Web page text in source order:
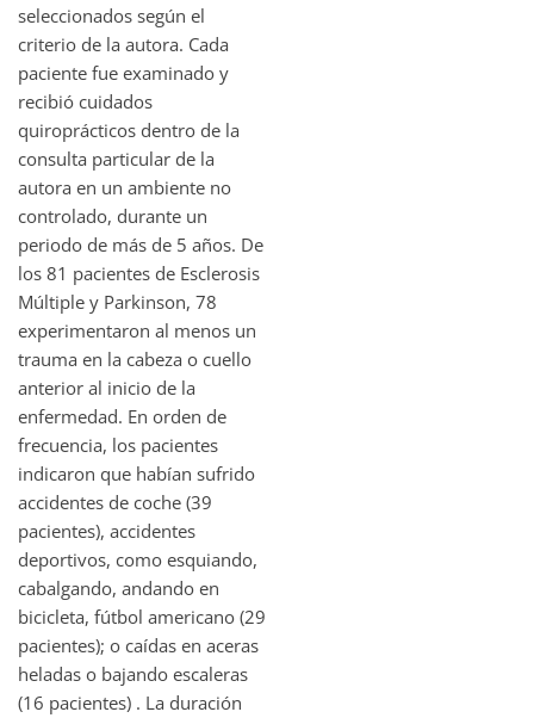
seleccionados según el
criterio de la autora. Cada
paciente fue examinado y
recibió cuidados
quiroprácticos dentro de la
consulta particular de la
autora en un ambiente no
controlado, durante un
periodo de más de 5 años. De
los 81 pacientes de Esclerosis
Múltiple y Parkinson, 78
experimentaron al menos un
trauma en la cabeza o cuello
anterior al inicio de la
enfermedad. En orden de
frecuencia, los pacientes
indicaron que habían sufrido
accidentes de coche (39
pacientes), accidentes
deportivos, como esquiando,
cabalgando, andando en
bicicleta, fútbol americano (29
pacientes); o caídas en aceras
heladas o bajando escaleras
(16 pacientes) . La duración